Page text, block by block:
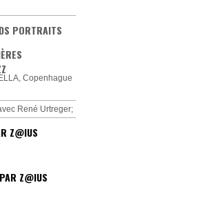
PORTRAITS
Copenhague
René Urtreger;
Z@IUS
Z@IUS